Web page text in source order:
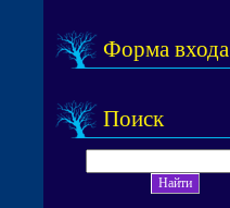
Форма входа
Поиск